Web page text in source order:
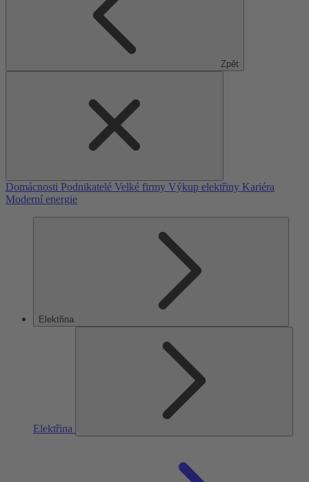
Zpět
Domácnosti Podnikatelé Velké firmy Výkup elektřiny Kariéra
Moderní energie
Elektřina
Elektřina